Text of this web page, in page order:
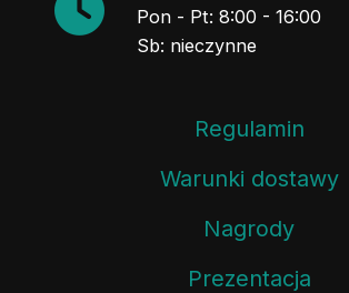
Pon - Pt: 8:00 - 16:00
Sb: nieczynne
Regulamin
Warunki dostawy
Nagrody
Prezentacja